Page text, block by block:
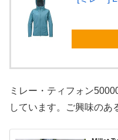
ミレー・ティフォン
しています。ご興味のあ